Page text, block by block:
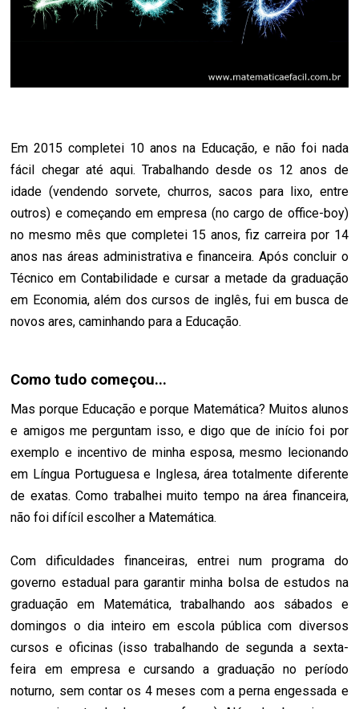
Em 2015 completei 10 anos na Educação, e não foi nada
fácil chegar até aqui. Trabalhando desde os 12 anos de
idade (vendendo sorvete, churros, sacos para lixo, entre
outros) e começando em empresa (no cargo de office-boy)
no mesmo mês que completei 15 anos, fiz carreira por 14
anos nas áreas administrativa e financeira. Após concluir o
Técnico em Contabilidade e cursar a metade da graduação
em Economia, além dos cursos de inglês, fui em busca de
novos ares, caminhando para a Educação.
Como tudo começou...
Mas porque Educação e porque Matemática? Muitos alunos
e amigos me perguntam isso, e digo que de início foi por
exemplo e incentivo de minha esposa, mesmo lecionando
em Língua Portuguesa e Inglesa, área totalmente diferente
de exatas. Como trabalhei muito tempo na área financeira,
não foi difícil escolher a Matemática.
Com dificuldades financeiras, entrei num programa do
governo estadual para garantir minha bolsa de estudos na
graduação em Matemática, trabalhando aos sábados e
domingos o dia inteiro em escola pública com diversos
cursos e oficinas (isso trabalhando de segunda a sexta-
feira em empresa e cursando a graduação no período
noturno, sem contar os 4 meses com a perna engessada e